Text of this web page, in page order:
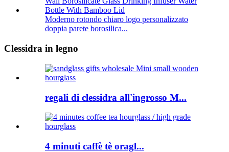
Moderno rotondo chiaro logo personalizzato
doppia parete borosilica...
Clessidra in legno
regali di clessidra all'ingrosso M...
4 minuti caffè tè oragl...